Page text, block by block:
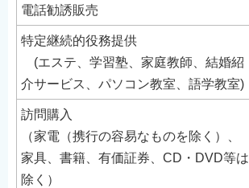
電話勧誘販売
特定継続的役務提供
(エステ、学習塾、家庭教師、結婚紹
介サービス、パソコン教室、語学教室)
訪問購入
（家電（携行の容易なものを除く）、
家具、書籍、有価証券、CD・DVD等は
除く）
繁體中文
한국어
नेपाली
Filipino